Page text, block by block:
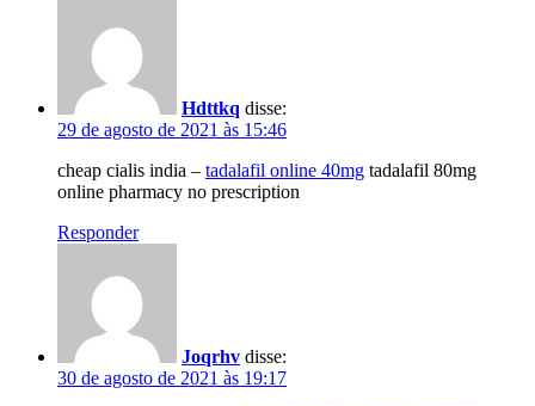
Hdttkq disse:
29 de agosto de 2021 às 15:46
cheap cialis india – tadalafil online 40mg tadalafil 80mg
online pharmacy no prescription
Responder
Joqrhv disse:
30 de agosto de 2021 às 19:17